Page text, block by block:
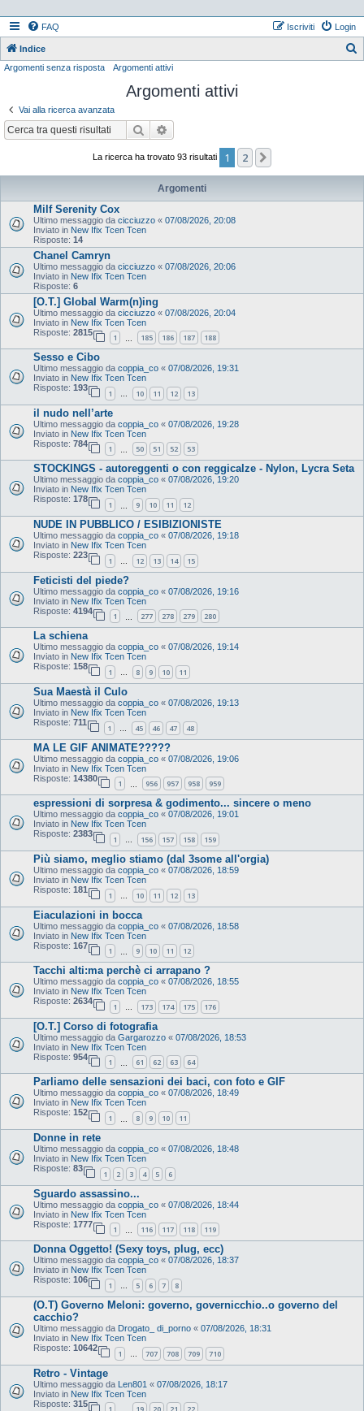
FAQ Login
Iscriviti
Indice
Argomenti senza risposta Argomenti attivi
Argomenti attivi
Vai alla ricerca avanzata
Cerca
La ricerca ha trovato 93 risultati 1 2
Argomenti
Milf Serenity Cox
Ultimo messaggio da cicciuzzo « 07/08/2026, 20:08
Inviato in New Ifix Tcen Tcen
Risposte: 14
Chanel Camryn
Ultimo messaggio da cicciuzzo « 07/08/2026, 20:06
Inviato in New Ifix Tcen Tcen
Risposte: 6
[O.T.] Global Warm(n)ing
Ultimo messaggio da cicciuzzo « 07/08/2026, 20:04
Inviato in New Ifix Tcen Tcen
Risposte: 2815
1 185 186 187 188
Sesso e Cibo
Ultimo messaggio da coppia_co « 07/08/2026, 19:31
Inviato in New Ifix Tcen Tcen
Risposte: 193
1 … 10 11 12 13
il nudo nell’arte
Ultimo messaggio da coppia_co « 07/08/2026, 19:28
Inviato in New Ifix Tcen Tcen
Risposte: 784
1 50 51 52 53
STOCKINGS - autoreggenti o con reggicalze - Nylon, Lycra Seta
Ultimo messaggio da coppia_co « 07/08/2026, 19:20
Inviato in New Ifix Tcen Tcen
Risposte: 178
1 9 10 11 12
NUDE IN PUBBLICO / ESIBIZIONISTE
Ultimo messaggio da coppia_co « 07/08/2026, 19:18
Inviato in New Ifix Tcen Tcen
Risposte: 223
1 … 12 13 14 15
Feticisti del piede?
Ultimo messaggio da coppia_co « 07/08/2026, 19:16
Inviato in New Ifix Tcen Tcen
Risposte: 4194
1 277 278 279 280
La schiena
Ultimo messaggio da coppia_co « 07/08/2026, 19:14
Inviato in New Ifix Tcen Tcen
Risposte: 158
1 … 8 9 10 11
Sua Maestà il Culo
Ultimo messaggio da coppia_co « 07/08/2026, 19:13
Inviato in New Ifix Tcen Tcen
Risposte: 711
1 … 45 46 47 48
MA LE GIF ANIMATE?????
Ultimo messaggio da coppia_co « 07/08/2026, 19:06
Inviato in New Ifix Tcen Tcen
Risposte: 14380
1 956 957 958 959
espressioni di sorpresa & godimento... sincere o meno
Ultimo messaggio da coppia_co « 07/08/2026, 19:01
Inviato in New Ifix Tcen Tcen
Risposte: 2383
1 … 156 157 158 159
Più siamo, meglio stiamo (dal 3some all'orgia)
Ultimo messaggio da coppia_co « 07/08/2026, 18:59
Inviato in New Ifix Tcen Tcen
Risposte: 181
1 … 10 11 12 13
Eiaculazioni in bocca
Ultimo messaggio da coppia_co « 07/08/2026, 18:58
Inviato in New Ifix Tcen Tcen
Risposte: 167
1 9 10 11 12
Tacchi alti:ma perchè ci arrapano ?
Ultimo messaggio da coppia_co « 07/08/2026, 18:55
Inviato in New Ifix Tcen Tcen
Risposte: 2634
1 … 173 174 175 176
[O.T.] Corso di fotografia
Ultimo messaggio da Gargarozzo « 07/08/2026, 18:53
Inviato in New Ifix Tcen Tcen
Risposte: 954
1 61 62 63 64
Parliamo delle sensazioni dei baci, con foto e GIF
Ultimo messaggio da coppia_co « 07/08/2026, 18:49
Inviato in New Ifix Tcen Tcen
Risposte: 152
1 8 9 10 11
Donne in rete
Ultimo messaggio da coppia_co « 07/08/2026, 18:48
Inviato in New Ifix Tcen Tcen
Risposte: 83
1 2 3 4 5 6
Sguardo assassino...
Ultimo messaggio da coppia_co « 07/08/2026, 18:44
Inviato in New Ifix Tcen Tcen
Risposte: 1777
1 116 117 118 119
Donna Oggetto! (Sexy toys, plug, ecc)
Ultimo messaggio da coppia_co « 07/08/2026, 18:37
Inviato in New Ifix Tcen Tcen
Risposte: 106
1 … 5 6 7 8
(O.T) Governo Meloni: governo, governicchio..o governo del
cacchio?
Ultimo messaggio da Drogato_ di_porno « 07/08/2026, 18:31
Inviato in New Ifix Tcen Tcen
Risposte: 10642
1 … 707 708 709 710
Retro - Vintage
Ultimo messaggio da Len801 « 07/08/2026, 18:17
Inviato in New Ifix Tcen Tcen
Risposte: 315